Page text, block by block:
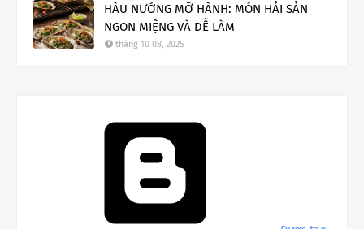
HÀU NƯỚNG MỠ HÀNH: MÓN HẢI SẢN
NGON MIỆNG VÀ DỄ LÀM
tháng 10 08, 2025